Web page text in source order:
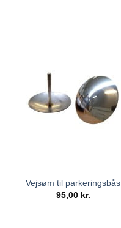
Vejsøm til parkeringsbås
95,00 kr.